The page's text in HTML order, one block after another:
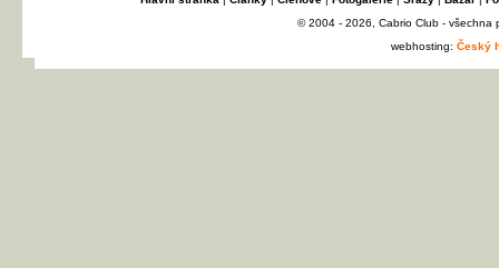
© 2004 - 2026, Cabrio Club - všechna
webhosting: Český